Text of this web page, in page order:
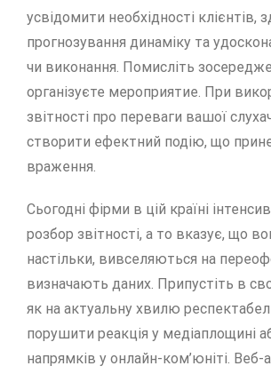
усвідомити необхідності клієнтів,
прогнозування динаміку та
чи виконання. Помисліть
організуєте мероприятие. При
звітності про переваги вашої
створити ефектний подію, що
враження.
Сьогодні фірми в цій країні
розбор звітності, а то вказує, що
настільки, вивселяються на
визначають даних. Припустіть в
як на актуальну хвилю
порушити реакція у медіаплощині
напрямків у онлайн-ком’юніті.